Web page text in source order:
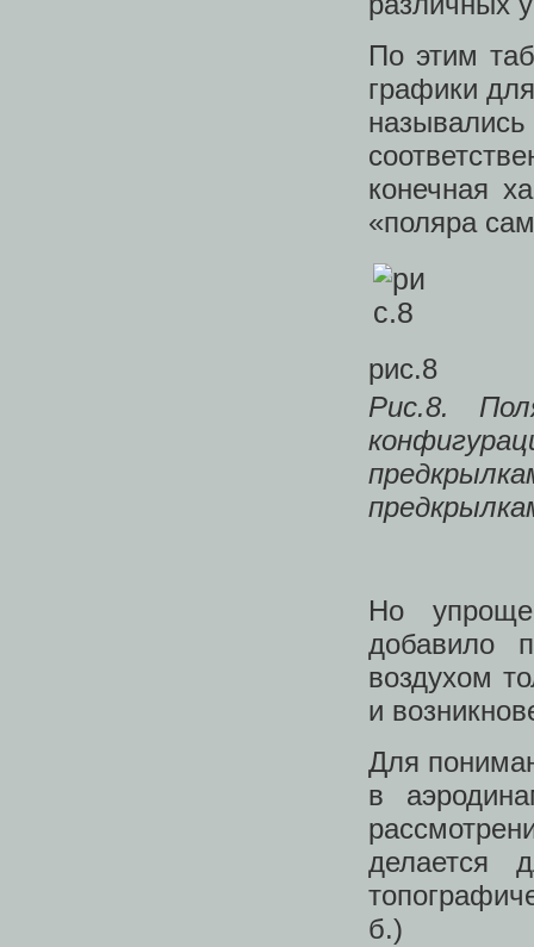
По этим
графики
конечная
«поляра
рис.8
Рис.8.
Но
добавило
воздухом
и
Для
в
делается
б.)